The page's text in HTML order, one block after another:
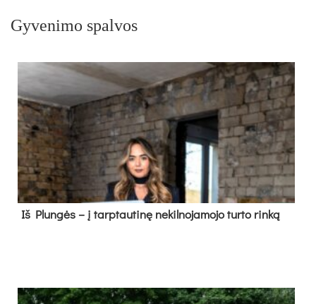
Gyvenimo spalvos
Iš Plungės – į tarptautinę nekilnojamojo turto rinką